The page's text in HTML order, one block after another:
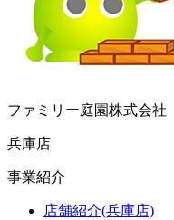
ファミリー庭園株式会社
兵庫店
事業紹介
店舗紹介(兵庫店)